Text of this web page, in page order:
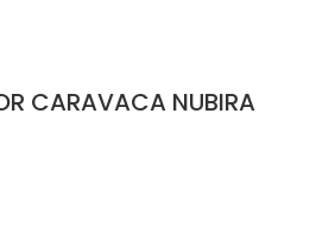
CARAVACA NUBIRA